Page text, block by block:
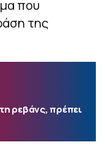
που
της
ρεβάνς, πρέπει